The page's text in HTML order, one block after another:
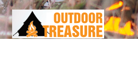
Zum
Inhalt
springen